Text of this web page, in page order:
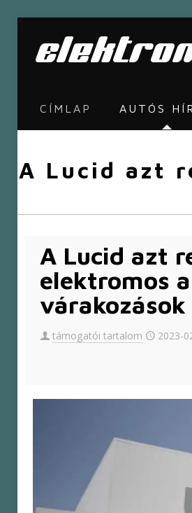
CÍMLAP AUTÓS
A Lucid azt
A Lucid azt
elektromos
támogatói tartalom 2023-